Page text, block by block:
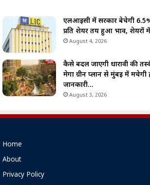
एलआईसी में सरकार बेचेगी
प्रति शेयर तय हुआ भाव, शेयरों
August 4, 2026
कैसे बदल जाएगी धारावी की
मेगा ग्रीन प्लान से मुंबई में
जानकारी…
August 3, 2026
Home
About
Privacy Policy